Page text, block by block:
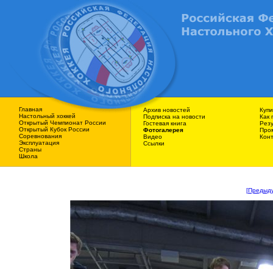
Главная
Наcтольный хоккей
Открытый Чемпионат России
Открытый Кубок России
Соревнования
Эксплуатация
Страны
Школа
Архив новостей
Подписка на новости
Гостевая книга
Фотогалерея
Видео
Ссылки
Как